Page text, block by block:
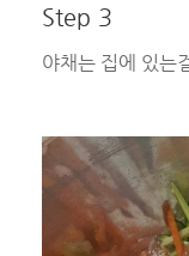
Step 3
야채는 집에 있는